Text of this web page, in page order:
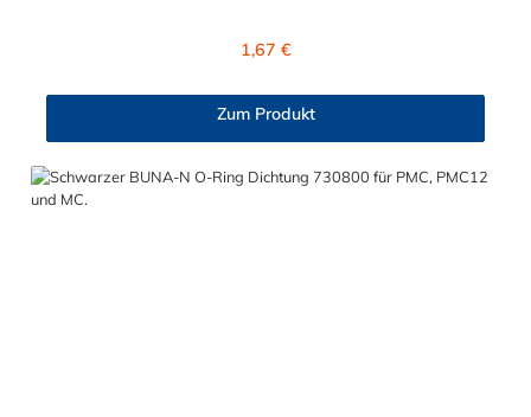
Regulärer Preis:
1,67 €
Zum Produkt